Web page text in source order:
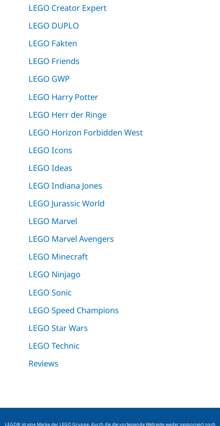
LEGO Creator Expert
LEGO DUPLO
LEGO Fakten
LEGO Friends
LEGO GWP
LEGO Harry Potter
LEGO Herr der Ringe
LEGO Horizon Forbidden West
LEGO Icons
LEGO Ideas
LEGO Indiana Jones
LEGO Jurassic World
LEGO Marvel
LEGO Marvel Avengers
LEGO Minecraft
LEGO Ninjago
LEGO Sonic
LEGO Speed Champions
LEGO Star Wars
LEGO Technic
Reviews
LEGO® ist eine Marke der LEGO Gruppe, durch die die vorliegende Webseite weder gesponsert noch